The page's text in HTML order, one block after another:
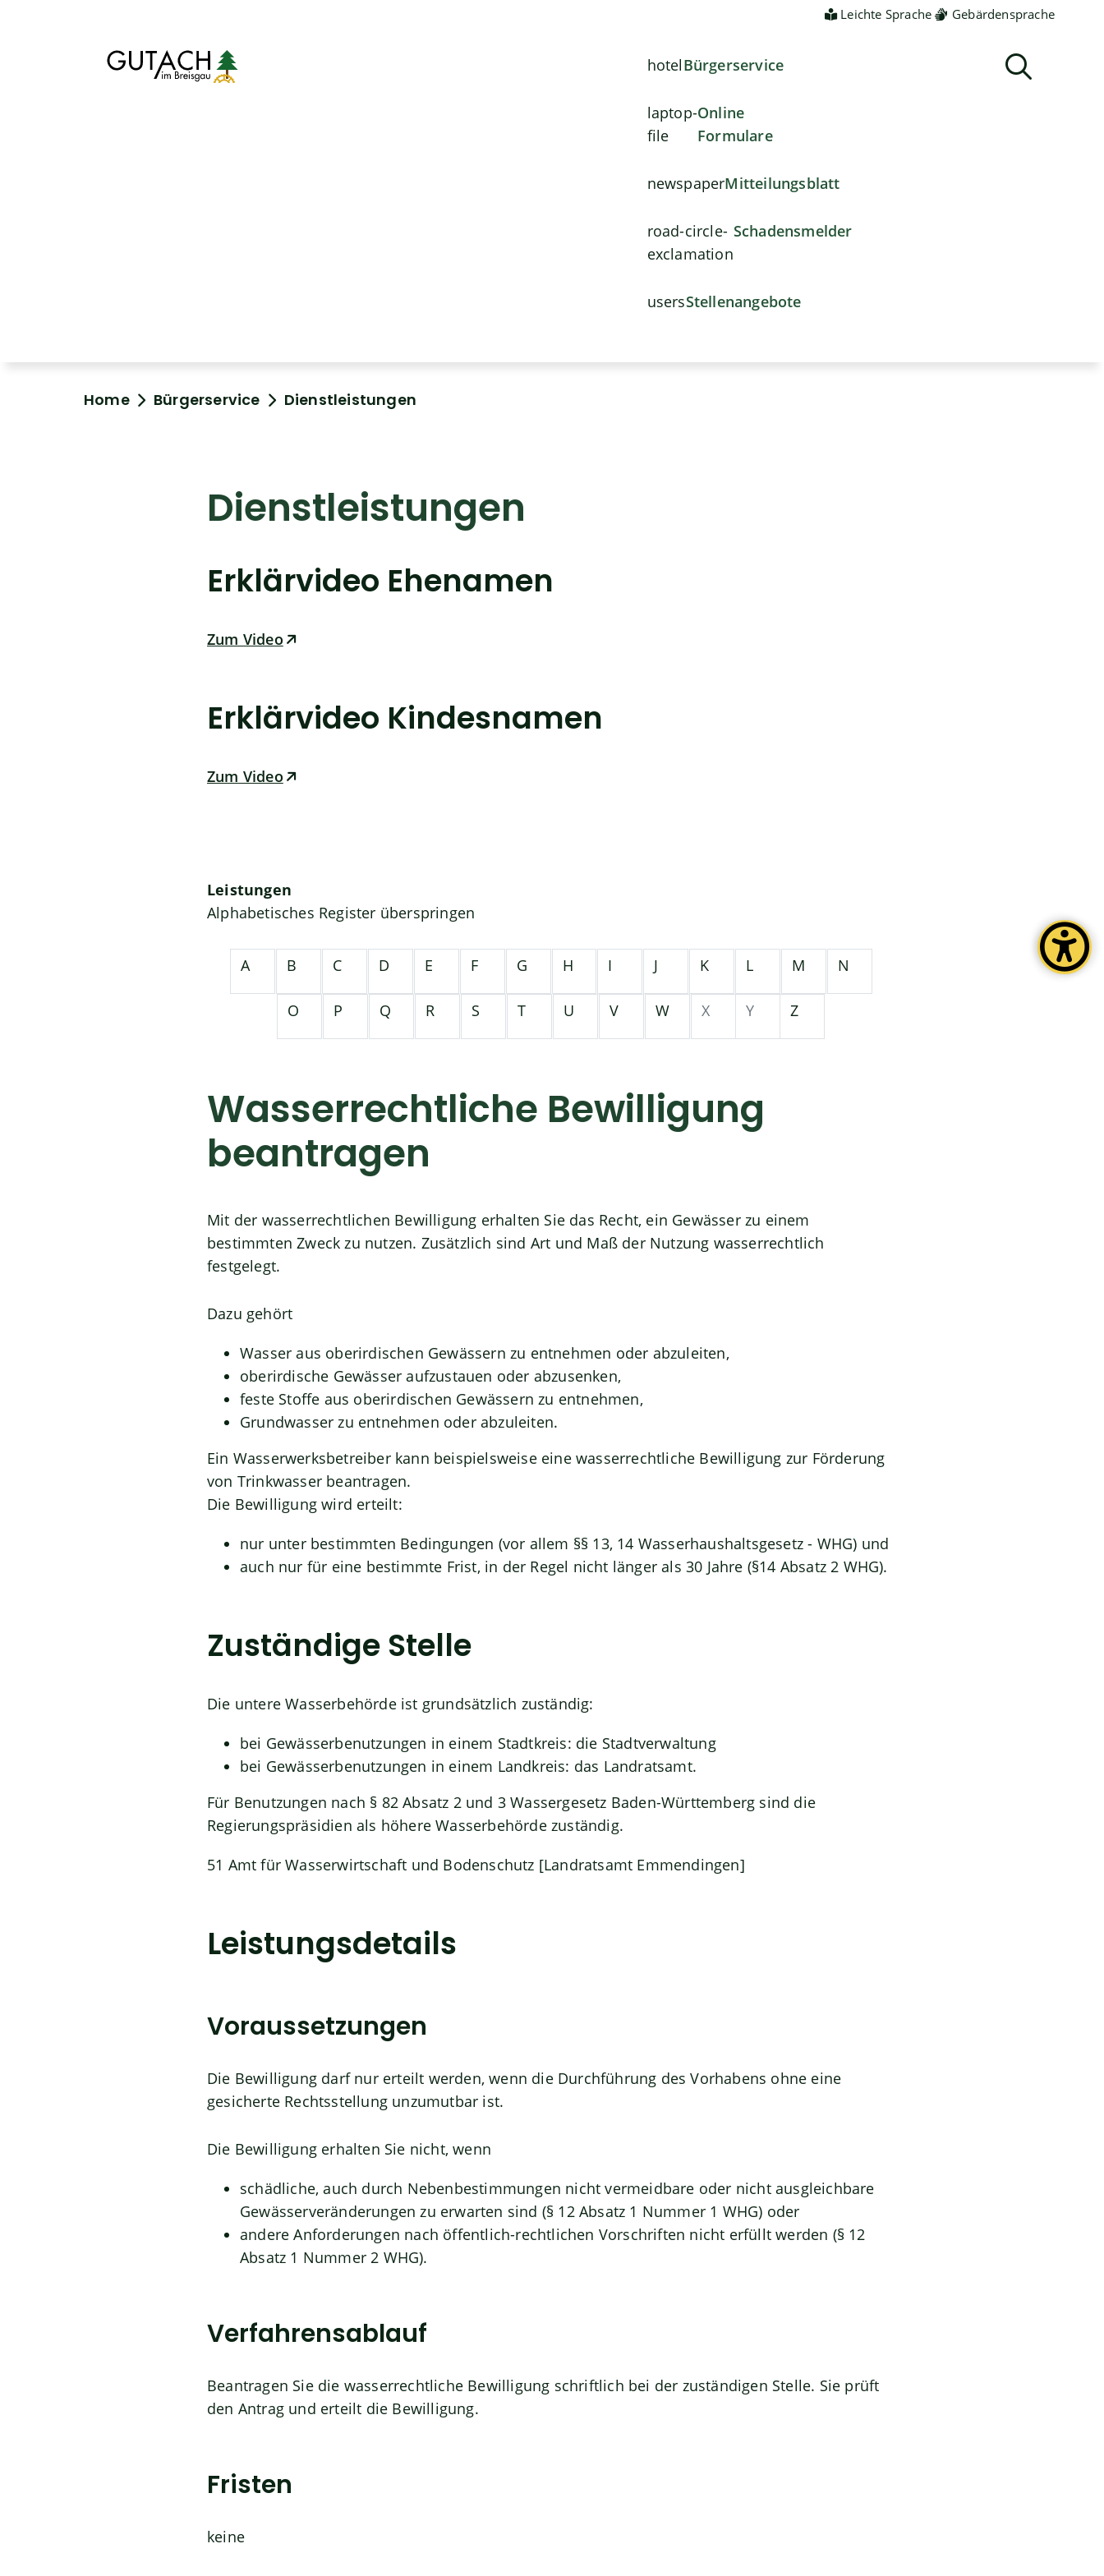
Leichte Sprache Gebärdensprache
hotelBürgerservice
laptop-
file
Online
Formulare
newspaperMitteilungsblatt
road-circle-
exclamation
Schadensmelder
usersStellenangebote
Home Bürgerservice Dienstleistungen
Dienstleistungen
Erklärvideo Ehenamen
Zum Video
Erklärvideo Kindesnamen
Zum Video
Leistungen
Alphabetisches Register überspringen
A B C D E F G H I J K L M N
O P Q R S T U V W X Y Z
Wasserrechtliche Bewilligung
beantragen
Mit der wasserrechtlichen Bewilligung erhalten Sie das Recht, ein Gewässer zu einem
bestimmten Zweck zu nutzen. Zusätzlich sind Art und Maß der Nutzung wasserrechtlich
festgelegt.
Dazu gehört
Wasser aus oberirdischen Gewässern zu entnehmen oder abzuleiten,
oberirdische Gewässer aufzustauen oder abzusenken,
feste Stoffe aus oberirdischen Gewässern zu entnehmen,
Grundwasser zu entnehmen oder abzuleiten.
Ein Wasserwerksbetreiber kann beispielsweise eine wasserrechtliche Bewilligung zur Förderung
von Trinkwasser beantragen.
Die Bewilligung wird erteilt:
nur unter bestimmten Bedingungen (vor allem §§ 13, 14 Wasserhaushaltsgesetz - WHG) und
auch nur für eine bestimmte Frist, in der Regel nicht länger als 30 Jahre (§14 Absatz 2 WHG).
Zuständige Stelle
Die untere Wasserbehörde ist grundsätzlich zuständig:
bei Gewässerbenutzungen in einem Stadtkreis: die Stadtverwaltung
bei Gewässerbenutzungen in einem Landkreis: das Landratsamt.
Für Benutzungen nach § 82 Absatz 2 und 3 Wassergesetz Baden-Württemberg sind die
Regierungspräsidien als höhere Wasserbehörde zuständig.
51 Amt für Wasserwirtschaft und Bodenschutz [Landratsamt Emmendingen]
Leistungsdetails
Voraussetzungen
Die Bewilligung darf nur erteilt werden, wenn die Durchführung des Vorhabens ohne eine
gesicherte Rechtsstellung unzumutbar ist.
Die Bewilligung erhalten Sie nicht, wenn
schädliche, auch durch Nebenbestimmungen nicht vermeidbare oder nicht ausgleichbare
Gewässerveränderungen zu erwarten sind (§ 12 Absatz 1 Nummer 1 WHG) oder
andere Anforderungen nach öffentlich-rechtlichen Vorschriften nicht erfüllt werden (§ 12
Absatz 1 Nummer 2 WHG).
Verfahrensablauf
Beantragen Sie die wasserrechtliche Bewilligung schriftlich bei der zuständigen Stelle. Sie prüft
den Antrag und erteilt die Bewilligung.
Fristen
keine